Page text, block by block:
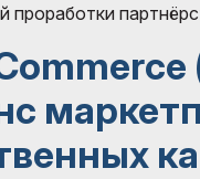
проработки